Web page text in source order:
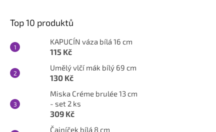
Top 10 produktů
KAPUCÍN váza bílá 16 cm
115 Kč
Umělý vlčí mák bílý 69 cm
130 Kč
Miska Créme brulée 13 cm
- set 2 ks
309 Kč
Čajníček bílá 8 cm